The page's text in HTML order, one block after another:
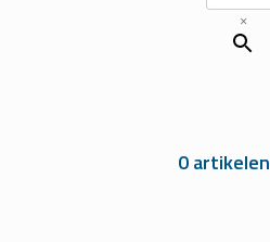
×
0 artikelen